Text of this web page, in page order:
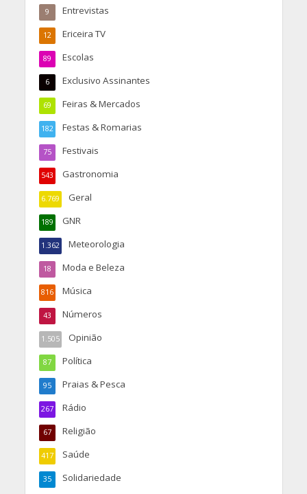
Entrevistas
9
Ericeira TV
12
Escolas
89
Exclusivo Assinantes
6
Feiras & Mercados
69
Festas & Romarias
182
Festivais
75
Gastronomia
543
Geral
6.769
GNR
189
Meteorologia
1.362
Moda e Beleza
18
Música
816
Números
43
Opinião
1.505
Política
87
Praias & Pesca
95
Rádio
267
Religião
67
Saúde
417
Solidariedade
35